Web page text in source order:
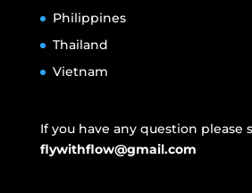
Philippines
Thailand
Vietnam
If you have any question please
flywithflow@gmail.com